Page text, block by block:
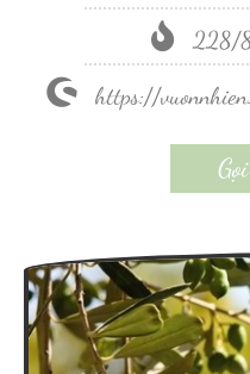
228/8
https://